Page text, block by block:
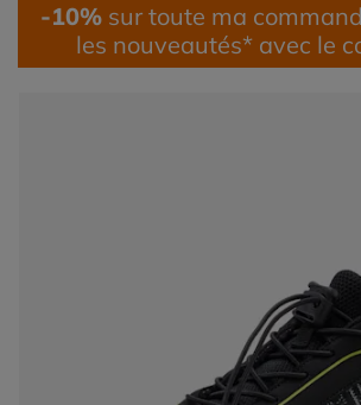
-10% sur toute ma
les nouveautés* avec le